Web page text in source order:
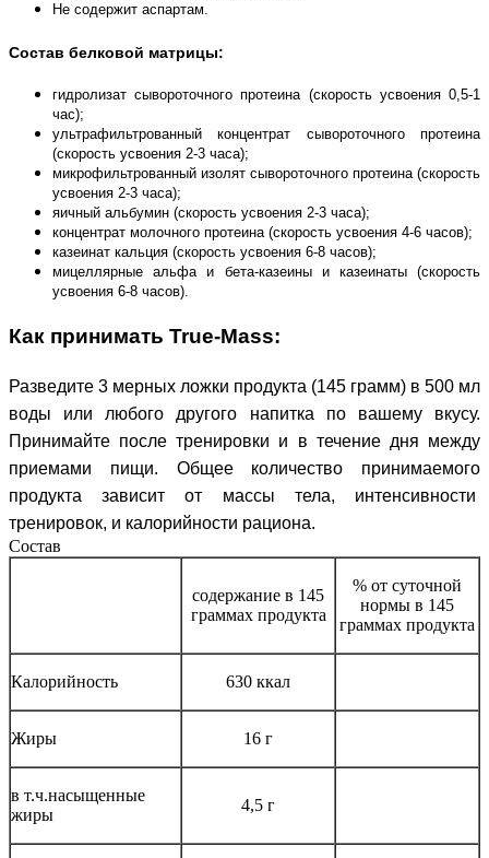
Не содержит аспартам.
Состав белковой матрицы:
гидролизат сывороточного протеина (скорость усвоения 0,5-1
час);
ультрафильтрованный концентрат сывороточного протеина
(скорость усвоения 2-3 часа);
микрофильтрованный изолят сывороточного протеина (скорость
усвоения 2-3 часа);
яичный альбумин (скорость усвоения 2-3 часа);
концентрат молочного протеина (скорость усвоения 4-6 часов);
казеинат кальция (скорость усвоения 6-8 часов);
мицеллярные альфа и бета-казеины и казеинаты (скорость
усвоения 6-8 часов).
Как принимать True-Mass:
Разведите 3 мерных ложки продукта (145 грамм) в 500 мл
воды или любого другого напитка по вашему вкусу.
Принимайте после тренировки и в течение дня между
приемами пищи. Общее количество принимаемого
продукта зависит от массы тела, интенсивности
тренировок, и калорийности рациона.
Состав
содержание в 145
граммах продукта
% от суточной
нормы в 145
граммах продукта
Калорийность 630 ккал
Жиры 16 г
в т.ч.насыщенные
жиры
4,5 г